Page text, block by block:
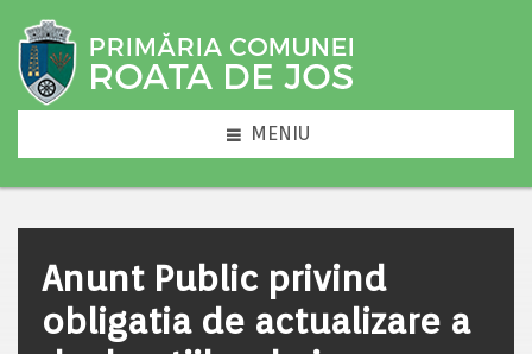
MENIU
Anunt Public privind
obligatia de actualizare a